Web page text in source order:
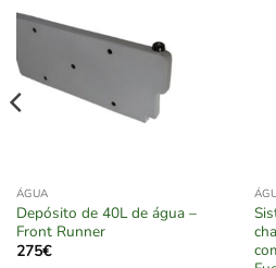
ÁGUA
Depósito de 40L de água –
Front Runner
275€